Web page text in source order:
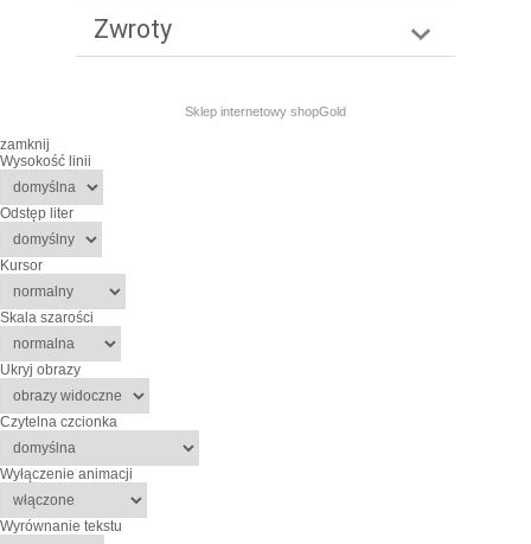
Zwroty
Sklep internetowy shopGold
zamknij
Wysokość linii
Odstęp liter
Kursor
Skala szarości
Ukryj obrazy
Czytelna czcionka
Wyłączenie animacji
Wyrównanie tekstu